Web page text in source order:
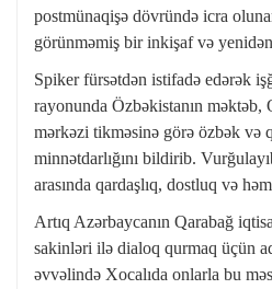
postmünaqişə dövründə icra
görünməmiş bir inkişaf və
Spiker fürsətdən istifadə edərək
rayonunda Özbəkistanın məktəb,
mərkəzi tikməsinə görə özbək və
minnətdarlığını bildirib.
arasında qardaşlıq, dostluq və
Artıq Azərbaycanın Qarabağ
sakinləri ilə dialoq qurmaq üçün
əvvəlində Xocalıda onlarla bu